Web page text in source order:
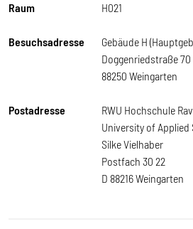
Raum H021
Besuchsadresse
Gebäude H
Doggenriedstraße 70
88250 Weingarten
Postadresse
RWU Hochschule
University of Applied
Silke Vielhaber
Postfach 30 22
D 88216 Weingarten